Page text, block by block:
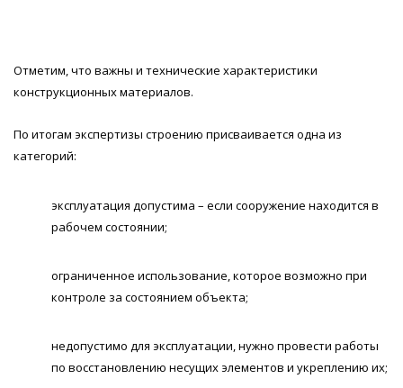
Отметим, что важны и технические характеристики
конструкционных материалов.
По итогам экспертизы строению присваивается одна из
категорий:
эксплуатация допустима – если сооружение находится в
рабочем состоянии;
ограниченное использование, которое возможно при
контроле за состоянием объекта;
недопустимо для эксплуатации, нужно провести работы
по восстановлению несущих элементов и укреплению их;